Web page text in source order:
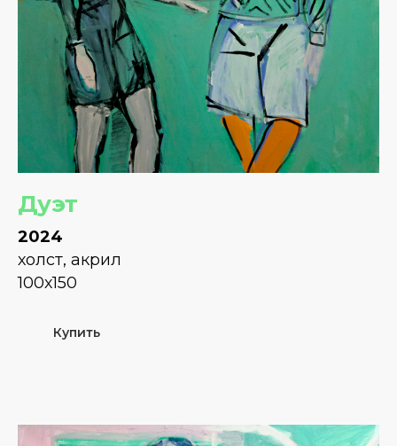
Дуэт
2024
холст, акрил
100х150
Купить